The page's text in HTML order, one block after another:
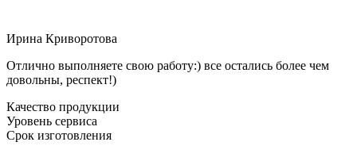
Ирина Криворотова
Отлично выполняете свою работу:) все остались более чем
довольны, респект!)
Качество продукции
Уровень сервиса
Срок изготовления